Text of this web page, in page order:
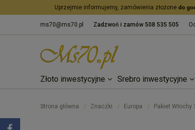
Uprzejmie informujemy, zamówienia złożone do
ms70@ms70.pl Zadzwoń i zamów 508 535 505
Złoto inwestycyjne Srebro inwestycyjne
Strona główna / Znaczki / Europa / Pakiet